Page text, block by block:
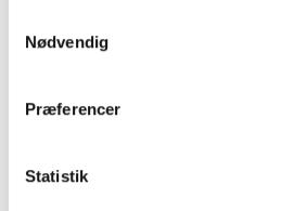
Nødvendig
Præferencer
Statistik